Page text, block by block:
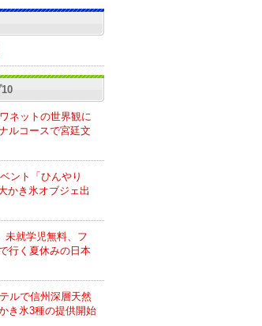
ネットの世界観に
ルコースで宮廷文
ント「ひんやり
かき氷オブジェ出
未就学児無料、フ
行く夏休みの日本
ルで信州深層天然
き氷3種の提供開始